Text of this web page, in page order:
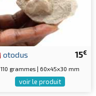
15€
otodus
110 grammes | 60x45x30 mm
voir le produit